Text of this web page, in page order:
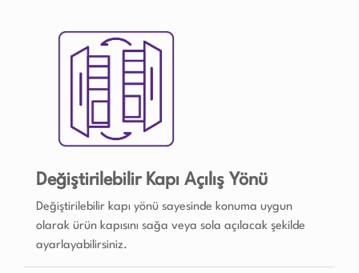
Değiştirilebilir Kapı Açılış Yönü
Değiştirilebilir kapı yönü sayesinde konuma uygun
olarak ürün kapısını sağa veya sola açılacak şekilde
ayarlayabilirsiniz.